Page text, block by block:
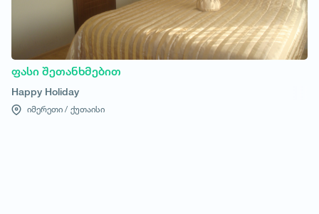
ფასი შეთანხმებით
Happy Holiday
იმერეთი / ქუთაისი